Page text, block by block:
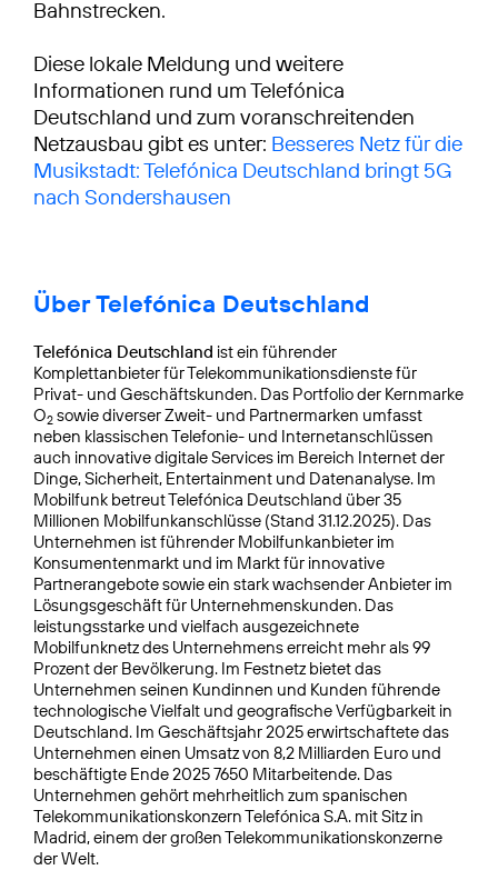
Bahnstrecken.
Diese lokale Meldung und weitere
Informationen rund um Telefónica
Deutschland und zum voranschreitenden
Netzausbau gibt es unter: Besseres Netz für die
Musikstadt: Telefónica Deutschland bringt 5G
nach Sondershausen
Über Telefónica Deutschland
Telefónica Deutschland ist ein führender
Komplettanbieter für Telekommunikationsdienste für
Privat- und Geschäftskunden. Das Portfolio der Kernmarke
O2 sowie diverser Zweit- und Partnermarken umfasst
neben klassischen Telefonie- und Internetanschlüssen
auch innovative digitale Services im Bereich Internet der
Dinge, Sicherheit, Entertainment und Datenanalyse. Im
Mobilfunk betreut Telefónica Deutschland über 35
Millionen Mobilfunkanschlüsse (Stand 31.12.2025). Das
Unternehmen ist führender Mobilfunkanbieter im
Konsumentenmarkt und im Markt für innovative
Partnerangebote sowie ein stark wachsender Anbieter im
Lösungsgeschäft für Unternehmenskunden. Das
leistungsstarke und vielfach ausgezeichnete
Mobilfunknetz des Unternehmens erreicht mehr als 99
Prozent der Bevölkerung. Im Festnetz bietet das
Unternehmen seinen Kundinnen und Kunden führende
technologische Vielfalt und geografische Verfügbarkeit in
Deutschland. Im Geschäftsjahr 2025 erwirtschaftete das
Unternehmen einen Umsatz von 8,2 Milliarden Euro und
beschäftigte Ende 2025 7650 Mitarbeitende. Das
Unternehmen gehört mehrheitlich zum spanischen
Telekommunikationskonzern Telefónica S.A. mit Sitz in
Madrid, einem der großen Telekommunikationskonzerne
der Welt.